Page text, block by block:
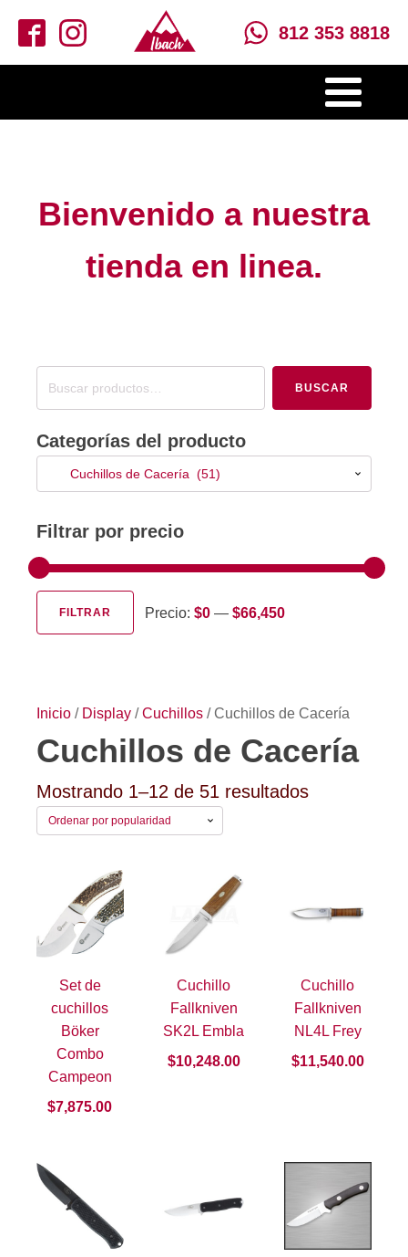
812 353 8818
Bienvenido a nuestra
tienda en linea.
Buscar
BUSCAR
Categorías del producto
Cuchillos de Cacería (51)
Filtrar por precio
Precio
Precio
FILTRAR Precio: $0 — $66,450
Inicio / Display /Cuchillos / Cuchillos de Cacería
Cuchillos de Cacería
Mostrando 1–12 de 51 resultadosOrdenado
Set de
cuchillos
Böker
Combo
Campeon
$7,875.00
Cuchillo
Fallkniven
SK2L Embla
$10,248.00
Cuchillo
Fallkniven
NL4L Frey
$11,540.00